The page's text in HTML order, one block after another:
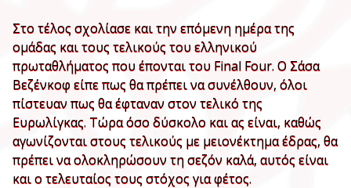
Στο τέλος σχολίασε και την επόμενη ημέρα της
ομάδας και τους τελικούς του ελληνικού
πρωταθλήματος που έπονται του Final Four. Ο Σάσα
Βεζένκοφ είπε πως θα πρέπει να συνέλθουν, όλοι
πίστευαν πως θα έφταναν στον τελικό της
Ευρωλίγκας. Τώρα όσο δύσκολο και ας είναι, καθώς
αγωνίζονται στους τελικούς με μειονέκτημα έδρας, θα
πρέπει να ολοκληρώσουν τη σεζόν καλά, αυτός είναι
και ο τελευταίος τους στόχος για φέτος.